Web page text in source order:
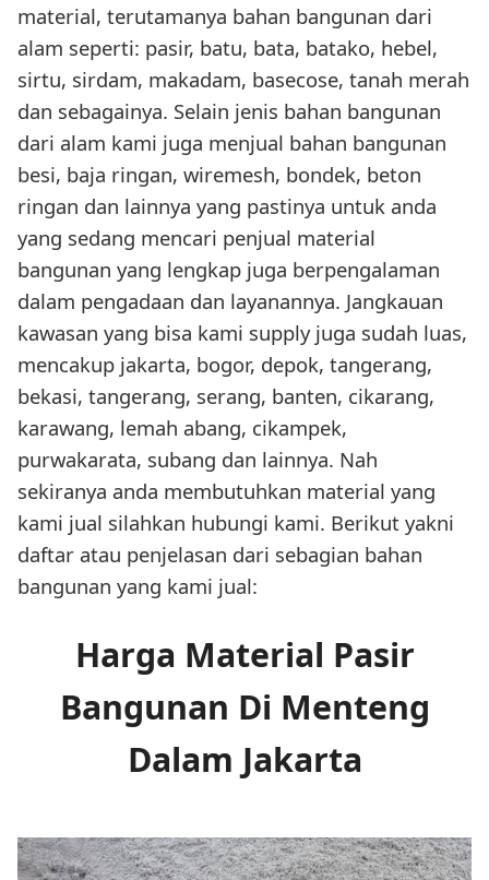
material, terutamanya bahan bangunan dari
alam seperti: pasir, batu, bata, batako, hebel,
sirtu, sirdam, makadam, basecose, tanah merah
dan sebagainya. Selain jenis bahan bangunan
dari alam kami juga menjual bahan bangunan
besi, baja ringan, wiremesh, bondek, beton
ringan dan lainnya yang pastinya untuk anda
yang sedang mencari penjual material
bangunan yang lengkap juga berpengalaman
dalam pengadaan dan layanannya. Jangkauan
kawasan yang bisa kami supply juga sudah luas,
mencakup jakarta, bogor, depok, tangerang,
bekasi, tangerang, serang, banten, cikarang,
karawang, lemah abang, cikampek,
purwakarata, subang dan lainnya. Nah
sekiranya anda membutuhkan material yang
kami jual silahkan hubungi kami. Berikut yakni
daftar atau penjelasan dari sebagian bahan
bangunan yang kami jual:
Harga Material Pasir
Bangunan Di Menteng
Dalam Jakarta